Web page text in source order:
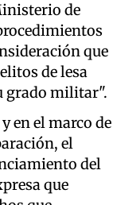
de
que
de lesa
grado militar".
en el marco de
el
del
que